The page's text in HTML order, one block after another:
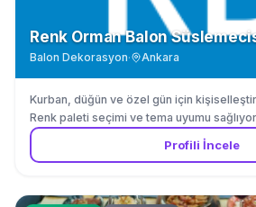
Renk Orman Balon
Balon Dekorasyon· Ankara
Kurban, düğün ve özel gün için
Renk paleti seçimi ve tema uyumu
Profili İncele